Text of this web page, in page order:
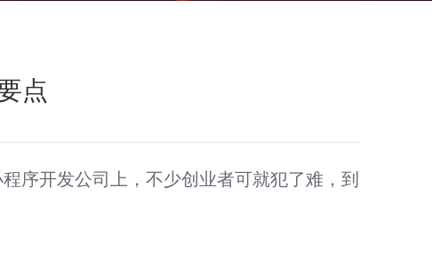
点
序开发公司上，不少创业者可就犯了难，到